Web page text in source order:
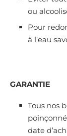
ou
Pour
à l’eau
GARANTIE
Tous nos
date